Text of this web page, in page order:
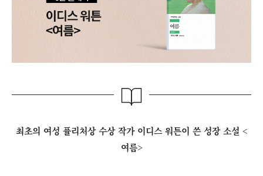
최초의 여성 퓰리처상 수상 작가 이디스 워튼이 쓴 성장 소설 <
여름>